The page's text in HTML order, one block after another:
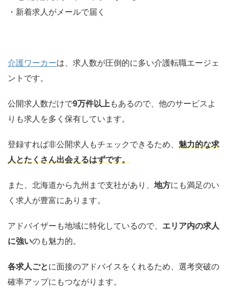
・新着求人がメールで届く
介護ワーカーは、求人数が圧倒的に多い介護転職エージェ
ントです。
公開求人数だけで9万件以上 もあるので、他のサービスよ
りも求人を多く保有しています。
登録すれば非公開求人もチェックできるため、 魅力的な求
人とたくさん出会えるはずです。
また、北海道から九州まで支社があり、 地方にも満足のい
く求人が豊富にあります。
アドバイザーも地域に特化しているので、 エリア内の求人
に強いのも魅力的。
各求人ごとに面接のアドバイスをくれるため、選考突破の
確率アップにもつながります。